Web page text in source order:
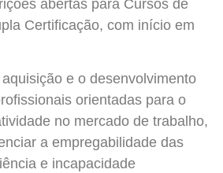
abertas para Cursos de
Certificação, com início em
e o desenvolvimento
orientadas para o
no mercado de trabalho,
a empregabilidade das
e incapacidade